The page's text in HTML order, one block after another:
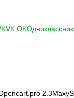
VK OK
2.3